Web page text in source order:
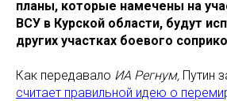
планы, которые намечены на
ВСУ в Курской области, будут
других участках боевого
Как передавало ИА Регнум, Путин
считает правильной идею о